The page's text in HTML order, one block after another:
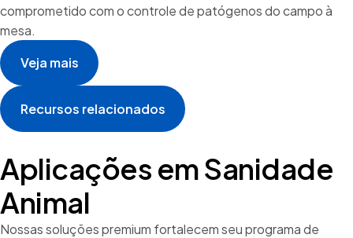
comprometido com o controle de patógenos do campo à
mesa.
Veja mais
Recursos relacionados
Aplicações emSanidade
Animal
Nossas soluções premium fortalecem seu programa de